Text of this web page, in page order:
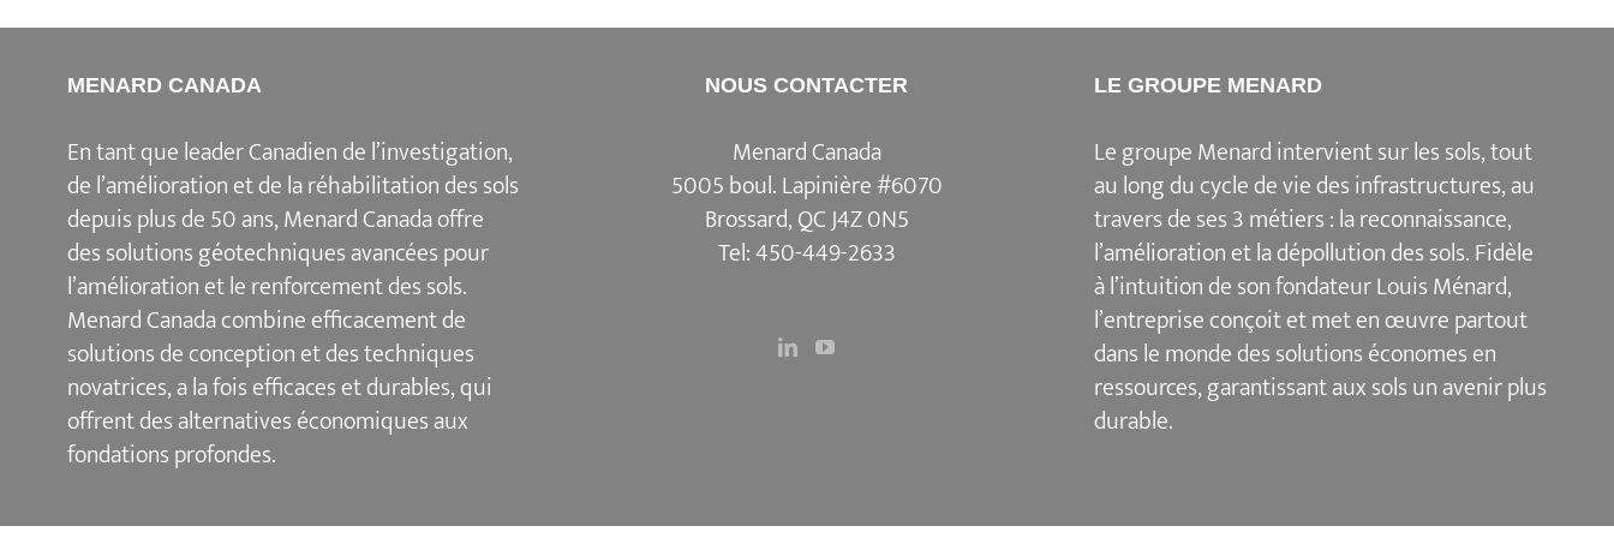
MENARD CANADA
En tant que leader Canadien de l’investigation,
de l’amélioration et de la réhabilitation des sols
depuis plus de 50 ans, Menard Canada offre
des solutions géotechniques avancées pour
l’amélioration et le renforcement des sols.
Menard Canada combine efficacement de
solutions de conception et des techniques
novatrices, a la fois efficaces et durables, qui
offrent des alternatives économiques aux
fondations profondes.
NOUS CONTACTER
Menard Canada
5005 boul. Lapinière #6070
Brossard, QC J4Z 0N5
Tel:450-449-2633
LE GROUPE MENARD
Le groupe Menard intervient sur les sols, tout
au long du cycle de vie des infrastructures, au
travers de ses 3 métiers : la reconnaissance,
l’amélioration et la dépollution des sols. Fidèle
à l’intuition de son fondateur Louis Ménard,
l’entreprise conçoit et met en œuvre partout
dans le monde des solutions économes en
ressources, garantissant aux sols un avenir plus
durable.